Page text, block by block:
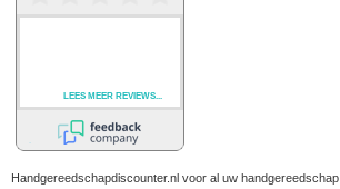
Handgereedschapdiscounter.nl voor al uw handgereedschap.